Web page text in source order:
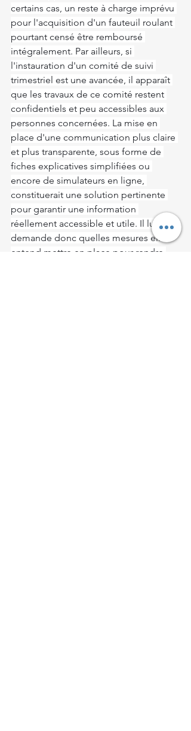
certains cas, un reste à charge imprévu
pour l'acquisition d'un fauteuil roulant
pourtant censé être remboursé
intégralement. Par ailleurs, si
l'instauration d'un comité de suivi
trimestriel est une avancée, il apparaît
que les travaux de ce comité restent
confidentiels et peu accessibles aux
personnes concernées. La mise en
place d'une communication plus claire
et plus transparente, sous forme de
fiches explicatives simplifiées ou
encore de simulateurs en ligne,
constituerait une solution pertinente
pour garantir une information
réellement accessible et utile. Il lui
demande donc quelles mesures elle
entend mettre en place pour rendre